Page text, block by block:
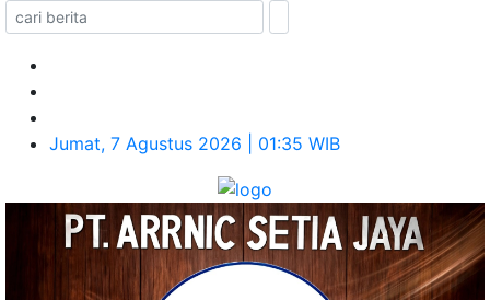
Jumat, 7 Agustus 2026 | 01:35 WIB